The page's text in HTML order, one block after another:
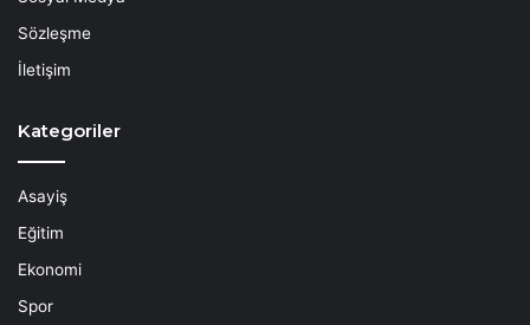
Sözleşme
İletişim
Kategoriler
Asayiş
Eğitim
Ekonomi
Spor